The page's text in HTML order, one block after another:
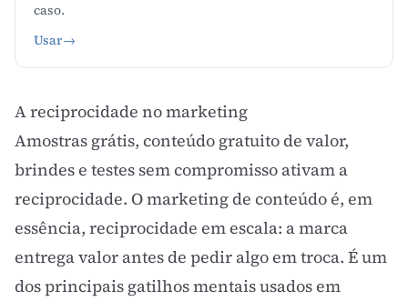
caso.
Usar→
A reciprocidade no marketing
Amostras grátis, conteúdo gratuito de valor,
brindes e testes sem compromisso ativam a
reciprocidade. O marketing de conteúdo é, em
essência, reciprocidade em escala: a marca
entrega valor antes de pedir algo em troca. É um
dos principais gatilhos mentaisusados em